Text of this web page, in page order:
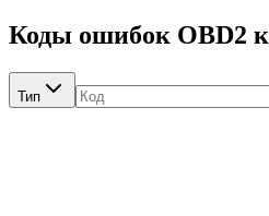
Коды ошибок OBD2 к
Тип